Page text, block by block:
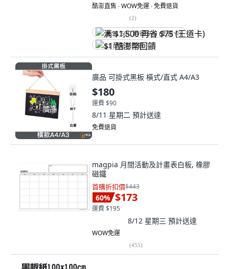
酷澎直售 ∙ WOW免運 ∙ 免費退貨
(2)
满 $1,500 再省 $75 (王道卡)
$1 酷澎幣回饋
廣品 可掛式黑板 橫式/直式 A4/A3
$180
運費 $90
8/11 星期二 預計送達
免費退貨
magpia 月間活動及計畫表白板, 橡膠
磁鐵
首購折扣價$443
60% $173
運費 $195
8/12 星期三 預計送達
WOW免運
(455)